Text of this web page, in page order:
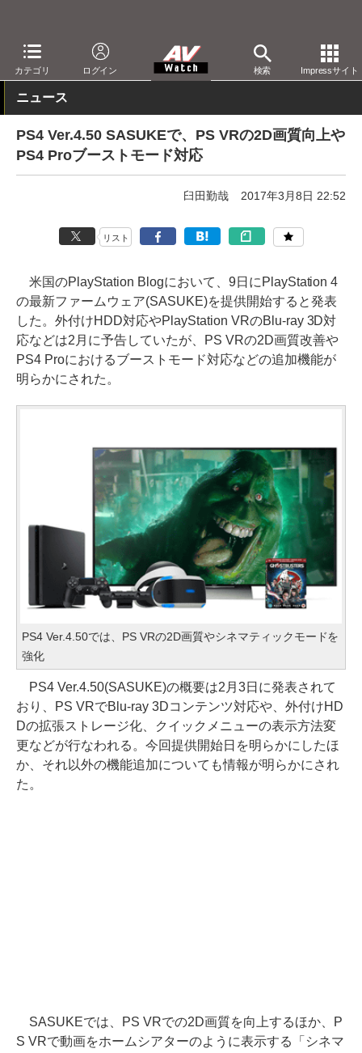
カテゴリ ログイン 検索 Impressサイト
AV Watch 製品 ゲーム機 PS4
ニュース
PS4 Ver.4.50 SASUKEで、PS VRの2D画質向上や
PS4 Proブーストモード対応
臼田勤哉 2017年3月8日 22:52
リスト
米国のPlayStation Blogにおいて、9日にPlayStation 4
の最新ファームウェア(SASUKE)を提供開始すると発表
した。外付けHDD対応やPlayStation VRのBlu-ray 3D対
応などは2月に予告していたが、PS VRの2D画質改善や
PS4 Proにおけるブーストモード対応などの追加機能が
明らかにされた。
PS4 Ver.4.50では、PS VRの2D画質やシネマティックモードを
強化
PS4 Ver.4.50(SASUKE)の概要は2月3日に発表されて
おり、PS VRでBlu-ray 3Dコンテンツ対応や、外付けHD
Dの拡張ストレージ化、クイックメニューの表示方法変
更などが行なわれる。今回提供開始日を明らかにしたほ
か、それ以外の機能追加についても情報が明らかにされ
た。
SASUKEでは、PS VRでの2D画質を向上するほか、P
S VRで動画をホームシアターのように表示する「シネマ